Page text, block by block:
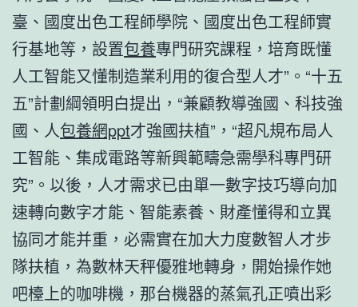
臺、國度出色工程師學院、國度出色工程師實
行基地等，設置包養專門研究課程，培育既懂
人工智能又懂制造業利用的復合型人才”。“十五
五”計劃綱領明白提出，“兼顧教導強國、科技強
國、人包養網ppt才強國扶植”，“超凡規布局人
工智能、集成電路等新興範疇急需學科專門研
究”。以後，人才需求已由單一數字技巧導向加
速轉向數字才能、智能素養、財產懂得和立異
協同才能并重，必需實在加大力度數智人才步
隊扶植，為數林天秤優雅地轉身，開始操作她
吧檯上的咖啡機，那台機器的蒸氣孔正噴出彩